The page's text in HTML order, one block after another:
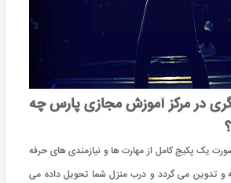
در مرکز آموزش مجازی پارس چه
یک پکیج کامل از مهارت ها و نیازمندی های حرفه
و تدوین می گردد و درب منزل شما تحویل داده می